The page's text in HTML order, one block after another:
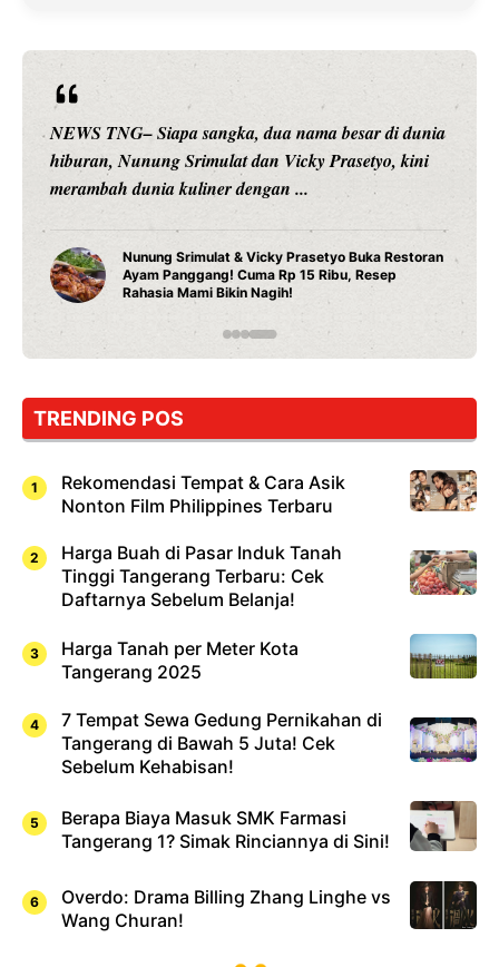
nama besar di dunia
Prasetyo, kini
Buka Restoran
15 Ribu, Resep
NEWS TNG– Bandung –
tahun 2026, restoran all you can
Can Eat Bandung menghadirkan ...
Sambut 2026, Kakkoii
All You Can Eat Mulai Rp
TRENDING POS
Rekomendasi Tempat & Cara Asik
Nonton Film Philippines Terbaru
Harga Buah di Pasar Induk Tanah
Tinggi Tangerang Terbaru: Cek
Daftarnya Sebelum Belanja!
Harga Tanah per Meter Kota
Tangerang 2025
7 Tempat Sewa Gedung Pernikahan di
Tangerang di Bawah 5 Juta! Cek
Sebelum Kehabisan!
Berapa Biaya Masuk SMK Farmasi
Tangerang 1? Simak Rinciannya di Sini!
Overdo: Drama Billing Zhang Linghe vs
Wang Churan!